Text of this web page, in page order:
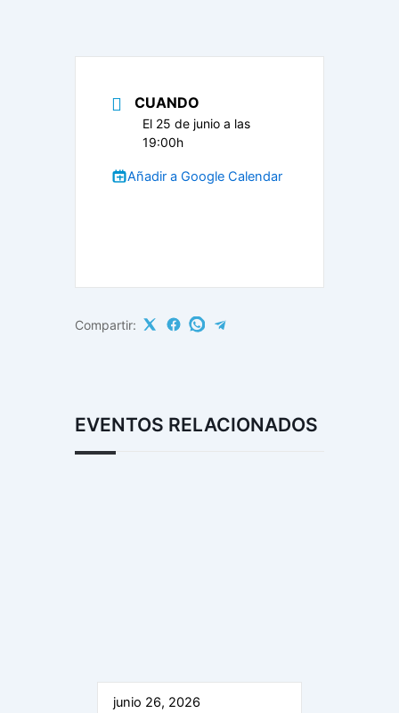
CUANDO
El 25 de junio a las
19:00h
Añadir a Google Calendar
Compartir:
EVENTOS RELACIONADOS
junio 26, 2026